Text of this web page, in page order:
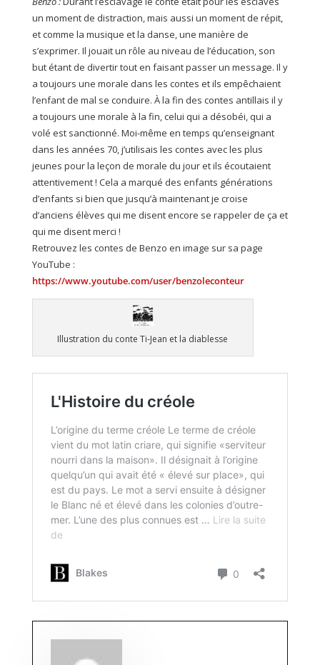
un moment de distraction, mais aussi un moment de répit,
et comme la musique et la danse, une manière de
s’exprimer. Il jouait un rôle au niveau de l’éducation, son
but étant de divertir tout en faisant passer un message. Il y
a toujours une morale dans les contes et ils empêchaient
l’enfant de mal se conduire. À la fin des contes antillais il y
a toujours une morale à la fin, celui qui a désobéi, qui a
volé est sanctionné. Moi-même en temps qu’enseignant
dans les années 70, j’utilisais les contes avec les plus
jeunes pour la leçon de morale du jour et ils écoutaient
attentivement ! Cela a marqué des enfants générations
d’enfants si bien que jusqu’à maintenant je croise
d’anciens élèves qui me disent encore se rappeler de ça et
qui me disent merci !
Retrouvez les contes de Benzo en image sur sa page
YouTube :
https://www.youtube.com/user/benzoleconteur
Illustration du conte Ti-Jean et la diablesse